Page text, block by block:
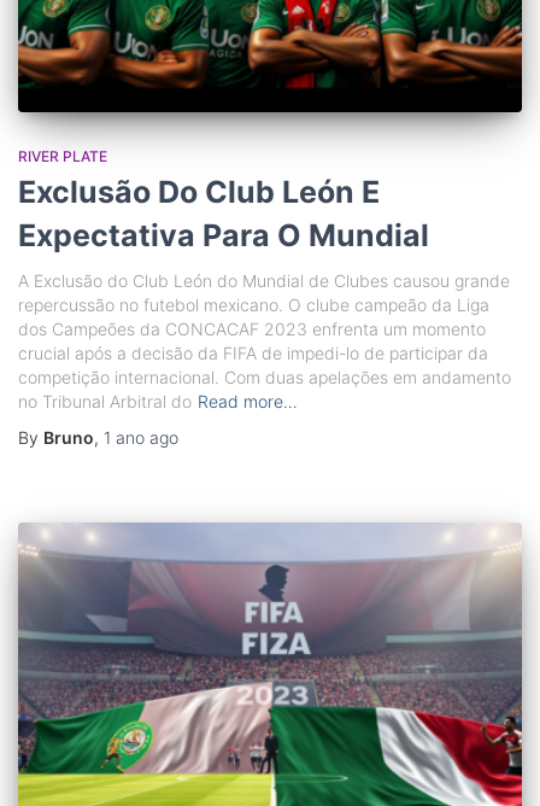
RIVER PLATE
Exclusão Do Club León E
Expectativa Para O Mundial
A Exclusão do Club León do Mundial de Clubes causou grande
repercussão no futebol mexicano. O clube campeão da Liga
dos Campeões da CONCACAF 2023 enfrenta um momento
crucial após a decisão da FIFA de impedi-lo de participar da
competição internacional. Com duas apelações em andamento
no Tribunal Arbitral do Read more…
By Bruno, 1 ano ago